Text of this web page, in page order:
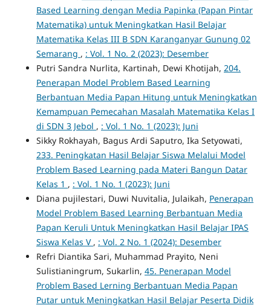
Based Learning dengan Media Papinka (Papan Pintar
Matematika) untuk Meningkatkan Hasil Belajar
Matematika Kelas III B SDN Karanganyar Gunung 02
Semarang , : Vol. 1 No. 2 (2023): Desember
Putri Sandra Nurlita, Kartinah, Dewi Khotijah, 204.
Penerapan Model Problem Based Learning
Berbantuan Media Papan Hitung untuk Meningkatkan
Kemampuan Pemecahan Masalah Matematika Kelas I
di SDN 3 Jebol , : Vol. 1 No. 1 (2023): Juni
Sikky Rokhayah, Bagus Ardi Saputro, Ika Setyowati,
233. Peningkatan Hasil Belajar Siswa Melalui Model
Problem Based Learning pada Materi Bangun Datar
Kelas 1 , : Vol. 1 No. 1 (2023): Juni
Diana pujilestari, Duwi Nuvitalia, Julaikah, Penerapan
Model Problem Based Learning Berbantuan Media
Papan Keruli Untuk Meningkatkan Hasil Belajar IPAS
Siswa Kelas V , : Vol. 2 No. 1 (2024): Desember
Refri Diantika Sari, Muhammad Prayito, Neni
Sulistianingrum, Sukarlin, 45. Penerapan Model
Problem Based Lerning Berbantuan Media Papan
Putar untuk Meningkatkan Hasil Belajar Peserta Didik